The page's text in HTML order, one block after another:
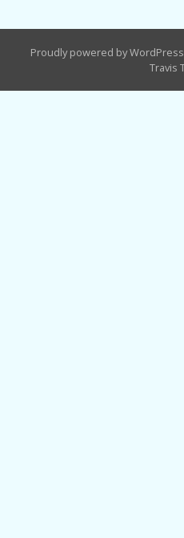
Proudly powered by WordPress
Travis